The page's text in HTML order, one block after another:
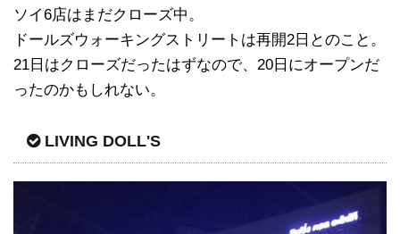
ソイ6店はまだクローズ中。
ドールズウォーキングストリートは再開2日とのこと。
21日はクローズだったはずなので、20日にオープンだ
ったのかもしれない。
LIVING DOLL'S